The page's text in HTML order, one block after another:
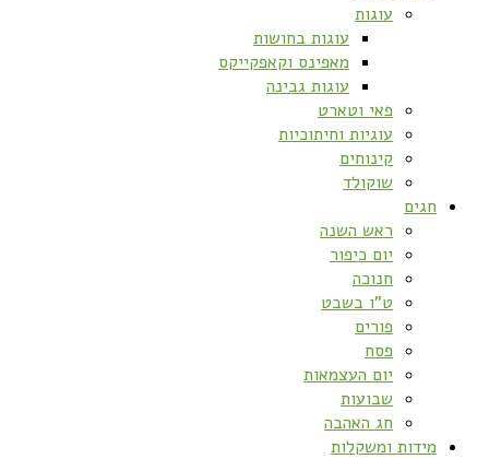
עוגות
עוגות בחושות
מאפינס וקאפקייקס
עוגות גבינה
פאי וטארט
עוגיות וחיתוכיות
קינוחים
שוקולד
חגים
ראש השנה
יום כיפור
חנוכה
ט”ו בשבט
פורים
פסח
יום העצמאות
שבועות
חג האהבה
מידות ומשקלות